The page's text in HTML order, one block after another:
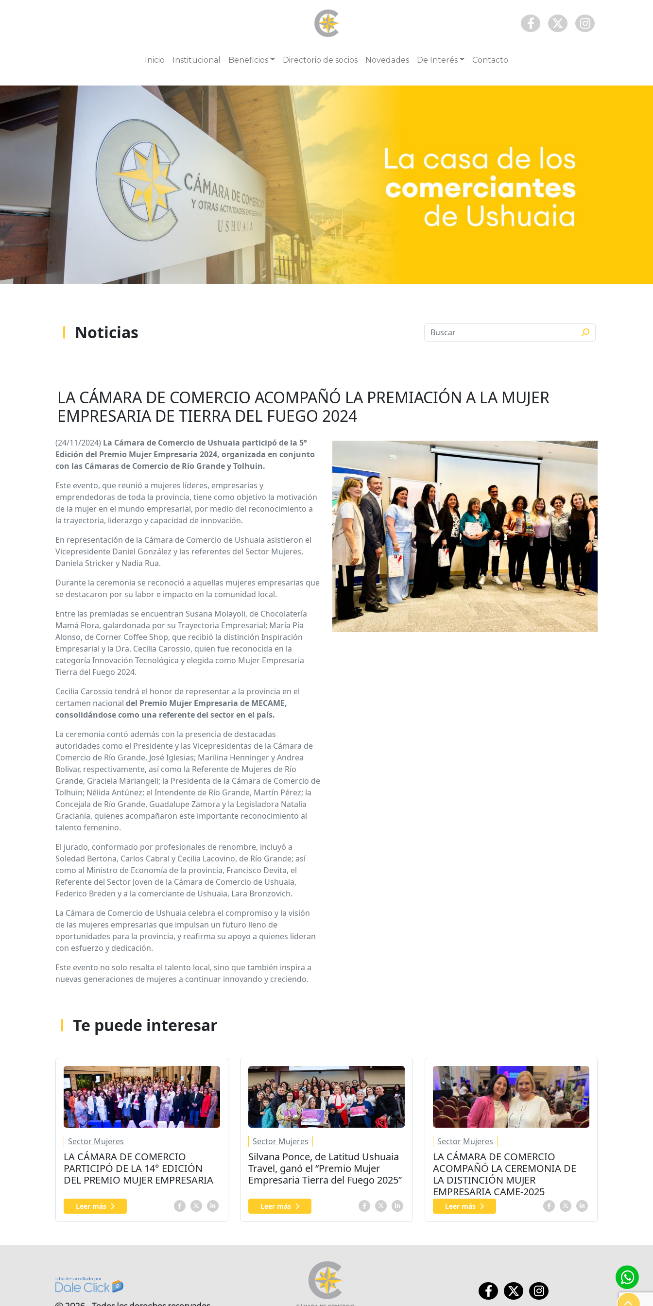
Inicio Institucional Beneficios Directorio de socios Novedades De Interés Contacto
Noticias
LA CÁMARA DE COMERCIO ACOMPAÑÓ LA PREMIACIÓN A LA MUJER
EMPRESARIA DE TIERRA DEL FUEGO 2024
(24/11/2024) La Cámara de Comercio de Ushuaia participó de la 5°
Edición del Premio Mujer Empresaria 2024, organizada en conjunto
con las Cámaras de Comercio de Río Grande y Tolhuin.
Este evento, que reunió a mujeres líderes, empresarias y
emprendedoras de toda la provincia, tiene como objetivo la motivación
de la mujer en el mundo empresarial, por medio del reconocimiento a
la trayectoria, liderazgo y capacidad de innovación.
En representación de la Cámara de Comercio de Ushuaia asistieron el
Vicepresidente Daniel González y las referentes del Sector Mujeres,
Daniela Stricker y Nadia Rua.
Durante la ceremonia se reconoció a aquellas mujeres empresarias que
se destacaron por su labor e impacto en la comunidad local.
Entre las premiadas se encuentran Susana Molayoli, de Chocolatería
Mamá Flora, galardonada por su Trayectoria Empresarial; María Pía
Alonso, de Corner Coffee Shop, que recibió la distinción Inspiración
Empresarial y la Dra. Cecilia Carossio, quien fue reconocida en la
categoría Innovación Tecnológica y elegida como Mujer Empresaria
Tierra del Fuego 2024.
Cecilia Carossio tendrá el honor de representar a la provincia en el
certamen nacional del Premio Mujer Empresaria de MECAME,
consolidándose como una referente del sector en el país.
La ceremonia contó además con la presencia de destacadas
autoridades como el Presidente y las Vicepresidentas de la Cámara de
Comercio de Río Grande, José Iglesias; Marilina Henninger y Andrea
Bolivar, respectivamente, así como la Referente de Mujeres de Río
Grande, Graciela Mariangeli; la Presidenta de la Cámara de Comercio de
Tolhuin; Nélida Antúnez; el Intendente de Río Grande, Martín Pérez; la
Concejala de Río Grande, Guadalupe Zamora y la Legisladora Natalia
Graciania, quienes acompañaron este importante reconocimiento al
talento femenino.
El jurado, conformado por profesionales de renombre, incluyó a
Soledad Bertona, Carlos Cabral y Cecilia Lacovino, de Río Grande; así
como al Ministro de Economía de la provincia, Francisco Devita, el
Referente del Sector Joven de la Cámara de Comercio de Ushuaia,
Federico Breden y a la comerciante de Ushuaia, Lara Bronzovich.
La Cámara de Comercio de Ushuaia celebra el compromiso y la visión
de las mujeres empresarias que impulsan un futuro lleno de
oportunidades para la provincia, y reafirma su apoyo a quienes lideran
con esfuerzo y dedicación.
Este evento no solo resalta el talento local, sino que también inspira a
nuevas generaciones de mujeres a continuar innovando y creciendo.
Te puede interesar
Sector Mujeres
LA CÁMARA DE COMERCIO
PARTICIPÓ DE LA 14° EDICIÓN
DEL PREMIO MUJER EMPRESARIA
Leer más
Sector Mujeres
Silvana Ponce, de Latitud Ushuaia
Travel, ganó el “Premio Mujer
Empresaria Tierra del Fuego 2025”
Leer más
Sector Mujeres
LA CÁMARA DE COMERCIO
ACOMPAÑÓ LA CEREMONIA DE
LA DISTINCIÓN MUJER
EMPRESARIA CAME-2025
Leer más